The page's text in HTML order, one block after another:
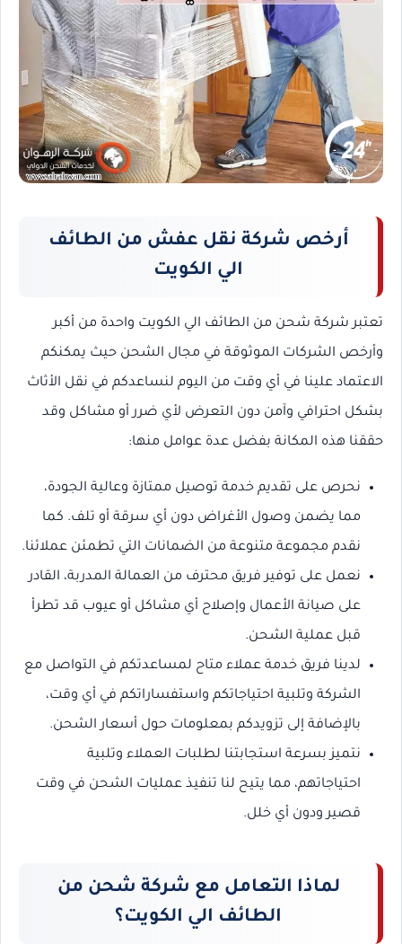
أرخص شركة نقل عفش من الطائف
الي الكويت
تعتبر شركة شحن من الطائف الي الكويت واحدة من أكبر
وأرخص الشركات الموثوقة في مجال الشحن حيث يمكنكم
الاعتماد علينا في أي وقت من اليوم لنساعدكم في نقل الأثاث
بشكل احترافي وآمن دون التعرض لأي ضرر أو مشاكل وقد
حققنا هذه المكانة بفضل عدة عوامل منها:
نحرص على تقديم خدمة توصيل ممتازة وعالية الجودة،
مما يضمن وصول الأغراض دون أي سرقة أو تلف. كما
نقدم مجموعة متنوعة من الضمانات التي تطمئن عملائنا.
نعمل على توفير فريق محترف من العمالة المدربة، القادر
على صيانة الأعمال وإصلاح أي مشاكل أو عيوب قد تطرأ
قبل عملية الشحن.
لدينا فريق خدمة عملاء متاح لمساعدتكم في التواصل مع
الشركة وتلبية احتياجاتكم واستفساراتكم في أي وقت،
بالإضافة إلى تزويدكم بمعلومات حول أسعار الشحن.
نتميز بسرعة استجابتنا لطلبات العملاء وتلبية
احتياجاتهم، مما يتيح لنا تنفيذ عمليات الشحن في وقت
قصير ودون أي خلل.
لماذا التعامل مع شركة شحن من
الطائف الي الكويت؟